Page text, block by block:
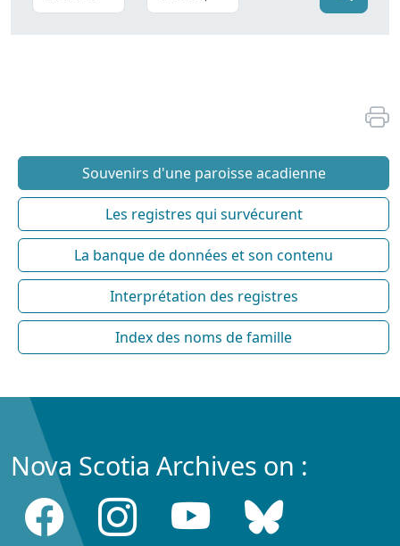
Souvenirs d'une paroisse acadienne
Les registres qui survécurent
La banque de données et son contenu
Interprétation des registres
Index des noms de famille
Nova Scotia Archives on :